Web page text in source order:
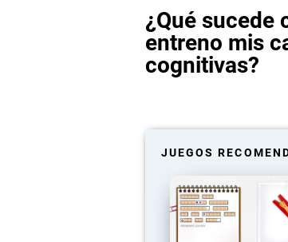
¿Qué sucede
entreno mis
cognitivas?
JUEGOS